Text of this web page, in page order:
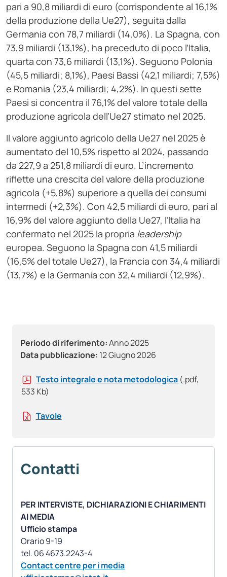
Periodo di riferimento:Anno 2025
Data pubblicazione: 12 Giugno 2026
Testo integrale e nota metodologica (.pdf,
533 Kb)
Tavole
Contatti
PER INTERVISTE, DICHIARAZIONI E CHIARIMENTI
AI MEDIA
Ufficio stampa
Orario 9-19
Contact centre per i media
pari a 90,8 miliardi di euro (corrispondente al 16,1%
della produzione della Ue27), seguita dalla
Germania con 78,7 miliardi (14,0%). La Spagna, con
73,9 miliardi (13,1%), ha preceduto di poco l’Italia,
quarta con 73,6 miliardi (13,1%). Seguono Polonia
(45,5 miliardi; 8,1%), Paesi Bassi (42,1 miliardi; 7,5%)
e Romania (23,4 miliardi; 4,2%). In questi sette
Paesi si concentra il 76,1% del valore totale della
produzione agricola dell’Ue27 stimato nel 2025.
Il valore aggiunto agricolo della Ue27 nel 2025 è
aumentato del 10,5% rispetto al 2024, passando
da 227,9 a 251,8 miliardi di euro. L’incremento
riflette una crescita del valore della produzione
agricola (+5,8%) superiore a quella dei consumi
intermedi (+2,3%). Con 42,5 miliardi di euro, pari al
16,9% del valore aggiunto della Ue27, l’Italia ha
confermato nel 2025 la propria leadership
europea. Seguono la Spagna con 41,5 miliardi
(16,5% del totale Ue27), la Francia con 34,4 miliardi
(13,7%) e la Germania con 32,4 miliardi (12,9%).